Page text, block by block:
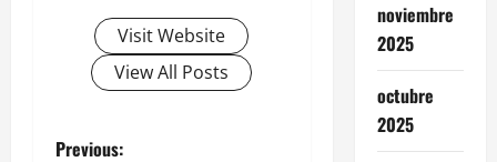
Visit Website
View All Posts
Previous:
noviembre
2025
octubre
2025